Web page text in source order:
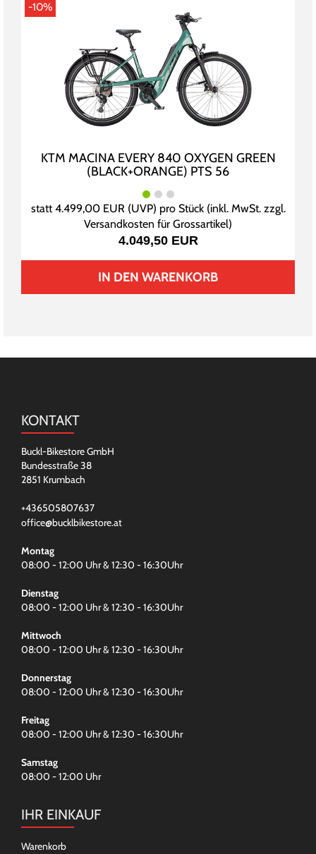
-10%
KTM MACINA EVERY 840 OXYGEN GREEN
(BLACK+ORANGE) PTS 56
statt4.499,00 EUR(UVP) pro Stück (inkl. MwSt. zzgl.
Versandkosten für Grossartikel)
4.049,50 EUR
IN DEN WARENKORB
KONTAKT
Buckl-Bikestore GmbH
Bundesstraße 38
2851 Krumbach
+436505807637
office@bucklbikestore.at
Montag
08:00 - 12:00 Uhr & 12:30 - 16:30Uhr
Dienstag
08:00 - 12:00 Uhr & 12:30 - 16:30Uhr
Mittwoch
08:00 - 12:00 Uhr & 12:30 - 16:30Uhr
Donnerstag
08:00 - 12:00 Uhr & 12:30 - 16:30Uhr
Freitag
08:00 - 12:00 Uhr & 12:30 - 16:30Uhr
Samstag
08:00 - 12:00 Uhr
IHR EINKAUF
Warenkorb